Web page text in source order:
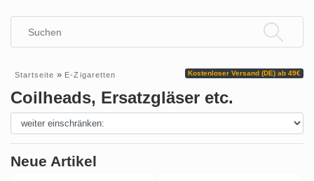
Kostenloser Versand (DE) ab 49€
Startseite » E-Zigaretten
Coilheads, Ersatzgläser etc.
Neue Artikel